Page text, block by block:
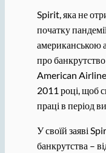
Spirit, яка не
початку
американською
про банкрутство
American
2011 році, щоб
праці в період
У своїй заяві
банкрутства –